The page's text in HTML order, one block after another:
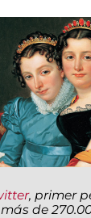
, primer
de